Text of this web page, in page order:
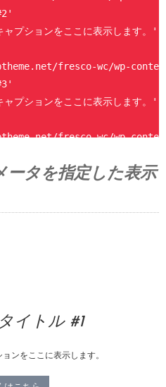
プションをここに表示します。']
fresco-wc/wp-
プションをここに表示します。']
fresco-wc/wp-
ションをここに表示します。']
ションをここに表示します。']
プションをここに表示します。']
プションをここに表示します。']
ータを指定した表示
イトル #1
ンをここに表示します。